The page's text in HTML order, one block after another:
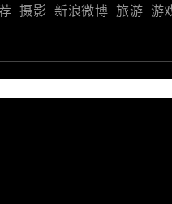
摄影 新浪微博 旅游 游